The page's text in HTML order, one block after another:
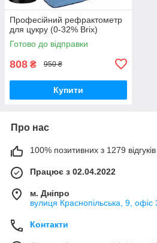
Професійний рефрактометр
для цукру (0-32% Brix)
Готово до відправки
808 ₴ 950 ₴
Купити
Про нас
100% позитивних з 1279 відгуків
Працює з 02.04.2022
м. Дніпро
вулиця Краснопільська, 9, офіс
Контакти